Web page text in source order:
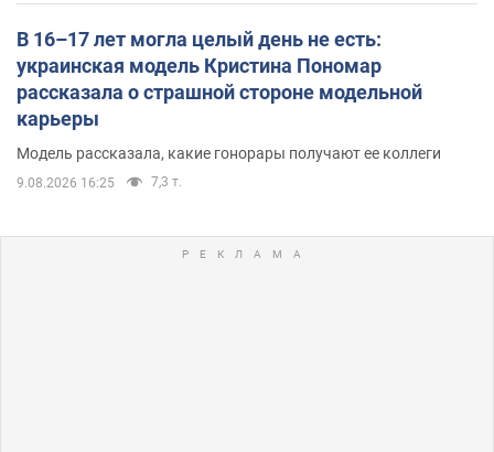
В 16–17 лет могла целый день не есть:
украинская модель Кристина Пономар
рассказала о страшной стороне модельной
карьеры
Модель рассказала, какие гонорары получают ее коллеги
9.08.2026 16:25 7,3 т.